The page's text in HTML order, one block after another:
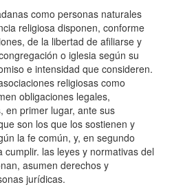
como personas naturales
religiosa disponen, conforme
de la libertad de afiliarse y
o iglesia según su
e intensidad que consideren.
religiosas como
obligaciones legales,
en primer lugar, ante sus
son los que los sostienen y
la fe común, y, en segundo
cumplir. las leyes y normativas del
asumen derechos y
jurídicas.